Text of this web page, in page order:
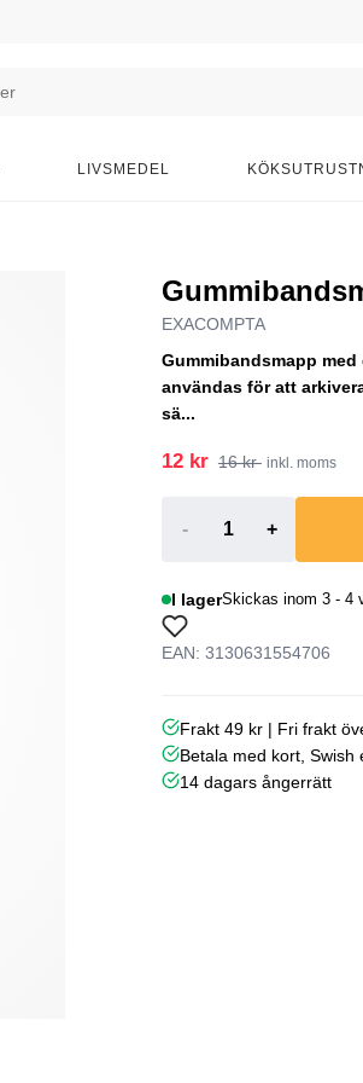
LIVSMEDEL
EXACOMPTA
Gummibandsmapp
användas för att
sä...
12 kr 16 kr inkl. moms
- +
I lagerSkickas inom 3 - 4
EAN: 3130631554706
Frakt 49 kr | Fri frakt
Betala med kort, Swish
14 dagars ångerrätt